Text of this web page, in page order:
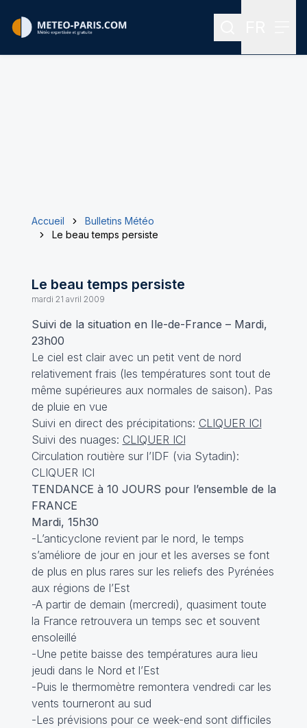
Rechercher
Accueil
Bulletins Météo
Le beau temps persiste
Le beau temps persiste
mardi 21 avril 2009
Suivi de la situation en Ile-de-France – Mardi,
23h00
Le ciel est clair avec un petit vent de nord
relativement frais (les températures sont tout de
même supérieures aux normales de saison). Pas
de pluie en vue
Suivi en direct des précipitations: CLIQUER ICI
Suivi des nuages: CLIQUER ICI
Circulation routière sur l’IDF (via Sytadin):
CLIQUER ICI
TENDANCE à 10 JOURS pour l’ensemble de la
FRANCE
Mardi, 15h30
-L’anticyclone revient par le nord, le temps
s’améliore de jour en jour et les averses se font
de plus en plus rares sur les reliefs des Pyrénées
aux régions de l’Est
-A partir de demain (mercredi), quasiment toute
la France retrouvera un temps sec et souvent
ensoleillé
-Une petite baisse des températures aura lieu
jeudi dans le Nord et l’Est
-Puis le thermomètre remontera vendredi car les
vents tourneront au sud
-Les prévisions pour ce week-end sont difficiles